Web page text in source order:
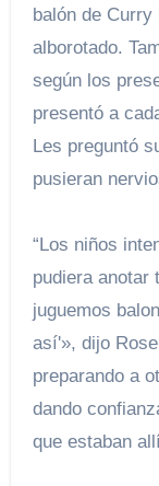
balón de
alborotado.
según los
presentó a
Les preguntó
pusieran
“Los niños
pudiera anotar
juguemos
así'», dijo
preparando a
dando
que estaban